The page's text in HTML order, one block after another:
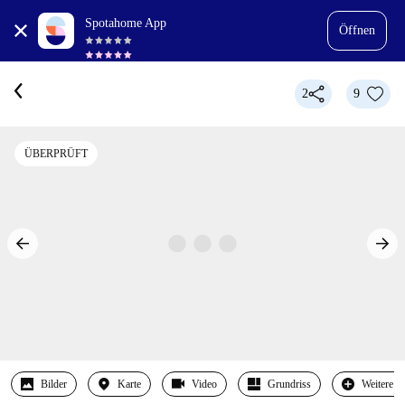
Spotahome App
Öffnen
2 9
ÜBERPRÜFT
Bilder Karte Video Grundriss Weitere